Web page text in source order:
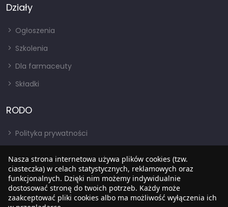
Działy
Ogłoszenia
Szkolenia
Dla farmaceuty
Składki
RODO
Polityka prywatności
RODO
BIP
Nasza strona internetowa używa plików cookies (tzw.
ciasteczka) w celach statystycznych, reklamowych oraz
funkcjonalnych. Dzięki nim możemy indywidualnie
dostosować stronę do twoich potrzeb. Każdy może
zaakceptować pliki cookies albo ma możliwość wyłączenia ich